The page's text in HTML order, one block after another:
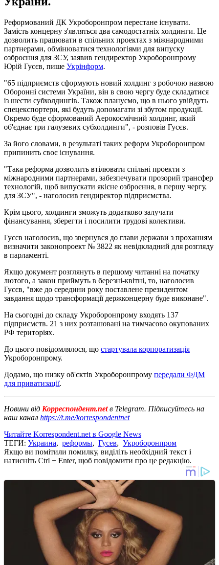
Реформований ДК Укроборонпром перестане існувати.
Замість концерну з'являться два самодостатніх холдинги. Це
дозволить працювати в спільних проектах з міжнародними
партнерами, обмінюватися технологіями для випуску
озброєння для ЗСУ, заявив гендиректор Укроборонпрому
Юрій Гусєв, пише Укрінформ.
"65 підприємств сформують новий холдинг з робочою назвою
Оборонні системи України, він в свою чергу буде складатися
із шести субхолдингів. Також плануємо, що в нього увійдуть
спецекспортери, які будуть допомагати зі збутом продукції.
Окремо буде сформований Аерокосмічний холдинг, який
об'єднає три галузевих субхолдинги", - розповів Гусєв.
За його словами, в результаті таких реформ Укроборонпром
припинить своє існування.
"Така реформа дозволить втілювати спільні проекти з
міжнародними партнерами, забезпечувати прозорий трансфер
технологій, щоб випускати якісне озброєння, в першу чергу,
для ЗСУ", - наголосив гендиректор підприємства.
Крім цього, холдинги зможуть додатково залучати
фінансування, зберегти і посилити трудові колективи.
Гусєв наголосив, що звернувся до глави держави з проханням
визначити законопроект № 3822 як невідкладний для розгляду
в парламенті.
Якщо документ розглянуть в першому читанні на початку
лютого, а закон приймуть в березні-квітні, то, наголосив
Гусєв, "вже до середини року поставлене президентом
завдання щодо трансформації держконцерну буде виконане".
На сьогодні до складу Укроборонпрому входять 137
підприємств. 21 з них розташовані на тимчасово окупованих
РФ територіях.
До цього повідомлялося, що стартувала корпоратизація
Укроборонпрому.
Додамо, що низку об'єктів Укроборонпрому передали ФДМ
для приватизації.
Новини від Корреспондент.netв Telegram. Підписуйтесь на
наш канал https://t.me/korrespondentnet
Читайте Korrespondent.net в Google News
ТЕГИ: Украина, реформы, Гусев, Укроборонпром
Якщо ви помітили помилку, виділіть необхідний текст і
натисніть Ctrl + Enter, щоб повідомити про це редакцію.